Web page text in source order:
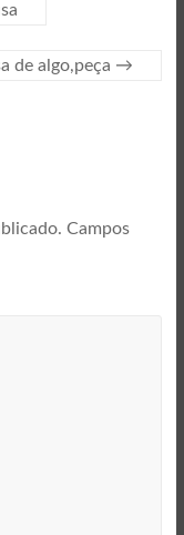
de algo,peça →
Campos